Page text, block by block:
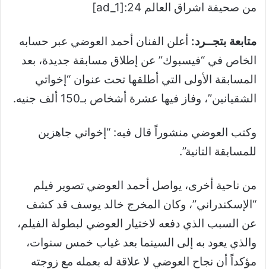
من صحيفة اشراق العالم 24:[ad_1]
متابعة بتجــرد: أعلن الفنان أحمد العوضي عبر حسابه
الخاص في “فيسبوك” عن إطلاق مسابقة جديدة، بعد
المسابقة الأولى التي أطلقها تحت عنوان “إخواتي
الشقيانين”، وفاز فيها عشرة أشخاص بـ150 ألف جنيه.
وكتب العوضي منشوراً قال فيه: “إخواتي جاهزين
للمسابقة التانية”.
من ناحية أخرى، يواصل أحمد العوضي تصوير فيلم
“الإسكندراني”، وكان المخرج خالد يوسف قد كشف
عن السبب الذي دفعه لاختيار العوضي لبطولة الفيلم،
والذي يعود به إلى السينما بعد غياب خمس سنوات،
مؤكداً أن نجاح العوضي لا علاقة له بعمله مع زوجته